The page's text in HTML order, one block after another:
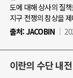
도에 대해 상사의 질
지구 전쟁의 참상을
출처:JACOBIN
이란의 수단 내